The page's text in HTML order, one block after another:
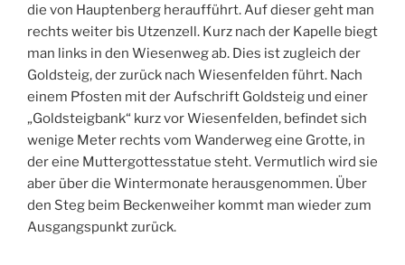
die von Hauptenberg heraufführt. Auf dieser geht man
rechts weiter bis Utzenzell. Kurz nach der Kapelle biegt
man links in den Wiesenweg ab. Dies ist zugleich der
Goldsteig, der zurück nach Wiesenfelden führt. Nach
einem Pfosten mit der Aufschrift Goldsteig und einer
„Goldsteigbank“ kurz vor Wiesenfelden, befindet sich
wenige Meter rechts vom Wanderweg eine Grotte, in
der eine Muttergottesstatue steht. Vermutlich wird sie
aber über die Wintermonate herausgenommen. Über
den Steg beim Beckenweiher kommt man wieder zum
Ausgangspunkt zurück.